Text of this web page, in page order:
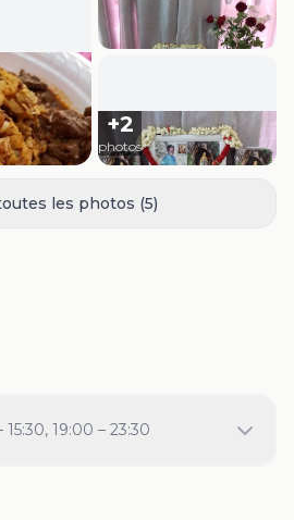
+2
photos
les photos (5)
15:30, 19:00 – 23:30